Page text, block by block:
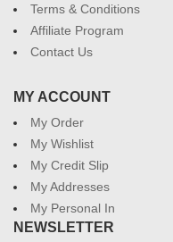
Terms & Conditions
Affiliate Program
Contact Us
MY ACCOUNT
My Order
My Wishlist
My Credit Slip
My Addresses
My Personal In
NEWSLETTER